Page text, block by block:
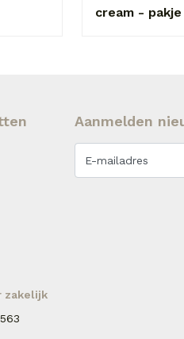
cream - pakje
Aanmelden
zakelijk